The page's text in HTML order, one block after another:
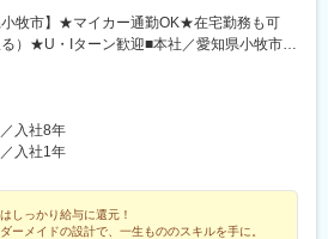
小牧市】★マイカー通勤OK★在宅勤務も可
）★U・Iターン歓迎■本社／愛知県小牧市大
＜アクセス＞・「小牧駅」より車15分・
※受動喫煙対策：屋外喫煙可能場所あり＼
ますので、お気軽にご相談ください◎※在宅
日があります
入社8年
入社1年
しっかり給与に還元！
ーメイドの設計で、一生もののスキルを手に。